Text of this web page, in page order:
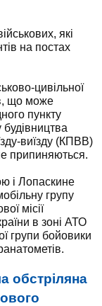
які
на постах
цивільної
що може
пункту
будівництва
виїзду (КПВВ)
припиняються.
і Лопаскине
групу
місії
в зоні АТО
групи бойовики
обстріляна